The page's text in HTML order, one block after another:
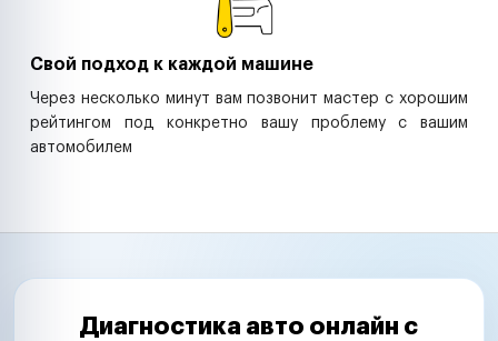
Свой подход к каждой машине
Через несколько минут вам позвонит мастер с хорошим
рейтингом под конкретно вашу проблему с вашим
автомобилем
Диагностика авто онлайн с